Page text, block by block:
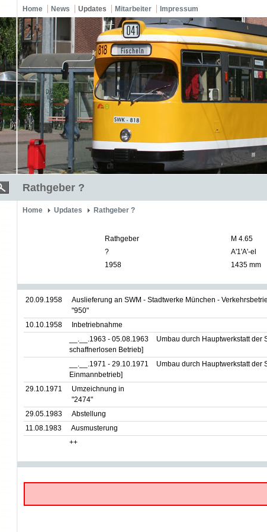
Home News Updates Mitarbeiter Impressum
Rathgeber ?
Home Updates Rathgeber ?
Rathgeber
M 4.65
?
A'1'A'-el
1958
1435 mm
20.09.1958
Auslieferung an SWM - Stadtwerke München -
"950"
10.10.1958
Inbetriebnahme
__.__.1963 - 05.08.1963
Umbau durch Hauptwerkstatt der
schaffnerlosen Betrieb]
__.__.1971 - 29.10.1971
Umbau durch Hauptwerkstatt der
Einmannbetrieb]
29.10.1971
Umzeichnung in
"2474"
29.05.1983
Abstellung
11.08.1983
Ausmusterung
++